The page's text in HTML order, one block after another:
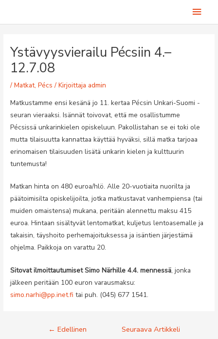
Ystävyysvierailu Pécsiin 4.–
12.7.08
/Matkat,Pécs / Kirjoittaja admin
Matkustamme ensi kesänä jo 11. kertaa Pécsin Unkari-Suomi -
seuran vieraaksi. Isännät toivovat, että me osallistumme
Pécsissä unkarinkielen opiskeluun. Pakollistahan se ei toki ole
mutta tilaisuutta kannattaa käyttää hyväksi, sillä matka tarjoaa
erinomaisen tilaisuuden lisätä unkarin kielen ja kulttuurin
tuntemusta!
Matkan hinta on 480 euroa/hlö. Alle 20-vuotiaita nuorilta ja
päätoimisilta opiskelijoilta, jotka matkustavat vanhempiensa (tai
muiden omaistensa) mukana, peritään alennettu maksu 415
euroa. Hintaan sisältyvät lentomatkat, kuljetus lentoasemalle ja
takaisin, täyshoito perhemajoituksessa ja isäntien järjestämä
ohjelma. Paikkoja on varattu 20.
Sitovat ilmoittautumiset Simo Närhille 4.4. mennessä, jonka
jälkeen peritään 100 euron varausmaksu:
simo.narhi@pp.inet.fi tai puh. (045) 677 1541.
Artikkelien
← Edellinen
Seuraava Artikkeli